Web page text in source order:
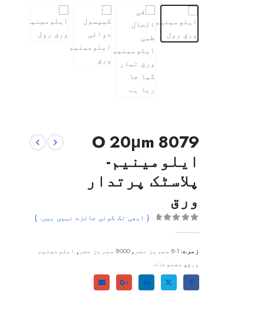
8079 O 20μm
ایلومینیم-
پلاسٹک پرتدار
ورق
( ابھی تک کوئی جائزے نہیں ہیں. )
زمرے: 1-8 سیریز مصر , 8000 سیریز مصر , ایلومینیم
ورق, مصنوعات